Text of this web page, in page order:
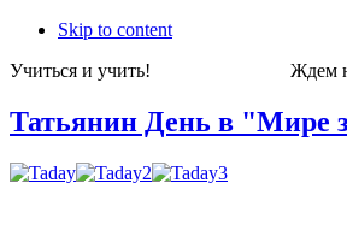
Skip to content
Учиться и учить! Ждем
Татьянин День в "Мире